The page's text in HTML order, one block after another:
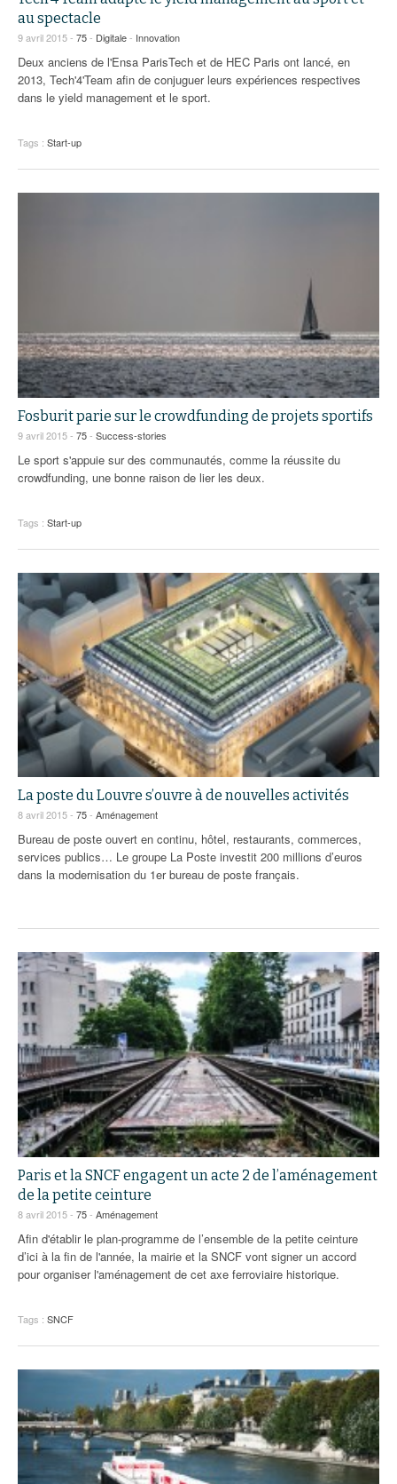
au spectacle
9 avril 2015 - 75- Digitale- Innovation
Deux anciens de l'Ensa ParisTech et de HEC Paris ont lancé, en
2013, Tech'4'Team afin de conjuguer leurs expériences respectives
dans le yield management et le sport.
Tags : Start-up
Fosburit parie sur le crowdfunding de projets sportifs
9 avril 2015 - 75- Success-stories
Le sport s'appuie sur des communautés, comme la réussite du
crowdfunding, une bonne raison de lier les deux.
Tags : Start-up
La poste du Louvre s’ouvre à de nouvelles activités
8 avril 2015 - 75- Aménagement
Bureau de poste ouvert en continu, hôtel, restaurants, commerces,
services publics… Le groupe La Poste investit 200 millions d’euros
dans la modernisation du 1er bureau de poste français.
Paris et la SNCF engagent un acte 2 de l’aménagement
de la petite ceinture
8 avril 2015 - 75- Aménagement
Afin d'établir le plan-programme de l’ensemble de la petite ceinture
d’ici à la fin de l'année, la mairie et la SNCF vont signer un accord
pour organiser l'aménagement de cet axe ferroviaire historique.
Tags : SNCF